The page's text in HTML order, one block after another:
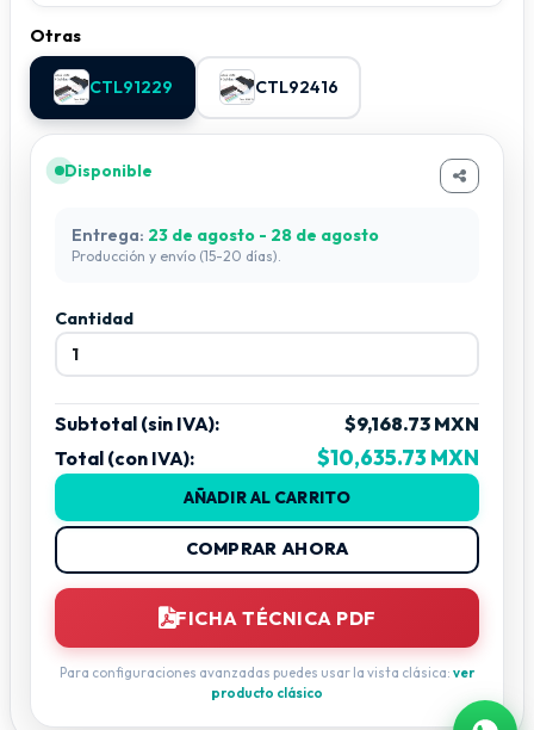
Otras
CTL91229 CTL92416
Disponible
Entrega: 23 de agosto - 28 de agosto
Producción y envío (15-20 días).
Cantidad
Subtotal (sin IVA):
$9,168.73 MXN
Total (con IVA):
$10,635.73 MXN
AÑADIR AL CARRITO
COMPRAR AHORA
FICHA TÉCNICA PDF
Para configuraciones avanzadas puedes usar la vista clásica: ver
producto clásico